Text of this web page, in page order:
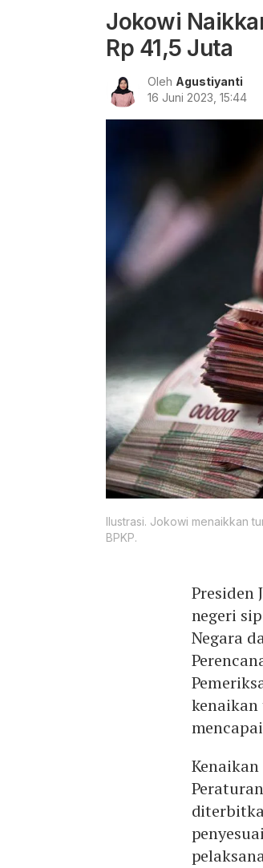
Jokowi
Rp 41,5 Juta
Oleh Agustiyanti
16 Juni 2023, 15:44
Ilustrasi. Jokowi menaikkan
BPKP.
Presiden
negeri
Negara